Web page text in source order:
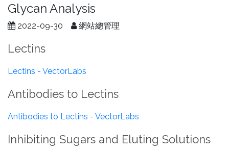
Glycan Analysis
2022-09-30 網站總管理
Lectins
Lectins - VectorLabs
Antibodies to Lectins
Antibodies to Lectins - VectorLabs
Inhibiting Sugars and Eluting Solutions